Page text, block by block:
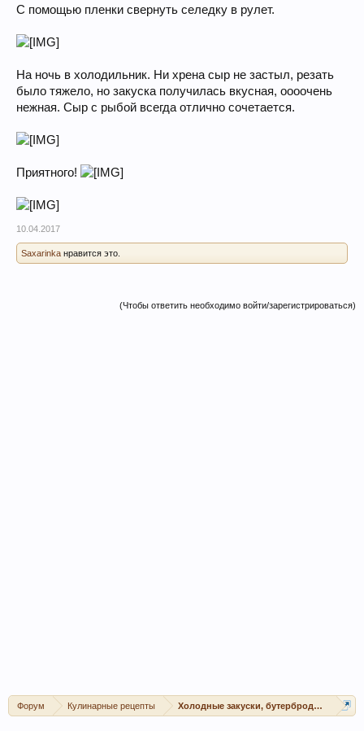
С помощью пленки свернуть селедку в рулет.
На ночь в холодильник. Ни хрена сыр не застыл, резать
было тяжело, но закуска получилась вкусная, оооочень
нежная. Сыр с рыбой всегда отлично сочетается.
Приятного!
10.04.2017
Saxarinka нравится это.
(Чтобы ответить необходимо войти/зарегистрироваться)
Форум Кулинарные рецепты Холодные закуски, бутерброды, канапе,